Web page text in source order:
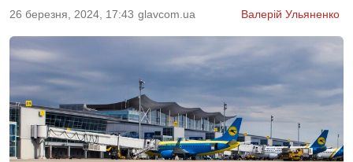
26 березня, 2024, 17:43 glavcom.ua Валерій Ульяненко